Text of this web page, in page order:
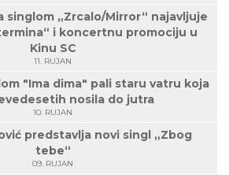
singlom „Zrcalo/Mirror“ najavljuje
i koncertnu promociju u
Kinu SC
11. RUJAN
"Ima dima" pali staru vatru koja
nosila do jutra
10. RUJAN
predstavlja novi singl „Zbog
tebe“
09. RUJAN